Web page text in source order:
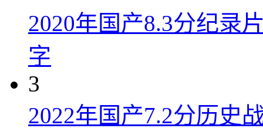
2020年国产8.3分纪录
字
3
2022年国产7.2分历史